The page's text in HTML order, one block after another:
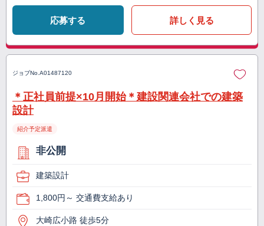
応募する 詳しく見る
ジョブNo. A01487120
＊正社員前提×10月開始＊建設関連会社での建築
設計
紹介予定派遣
非公開
建築設計
1,800円～ 交通費支給あり
大崎広小路 徒歩5分